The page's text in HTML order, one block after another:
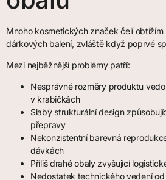
Mnoho kosmetických značek čelí
dárkových balení, zvláště když poprvé
Mezi nejběžnější problémy patří:
Nesprávné rozměry produktu
v krabičkách
Slabý strukturální design
přepravy
Nekonzistentní barevná
dávkách
Příliš drahé obaly zvyšující
Nedostatek technického vedení